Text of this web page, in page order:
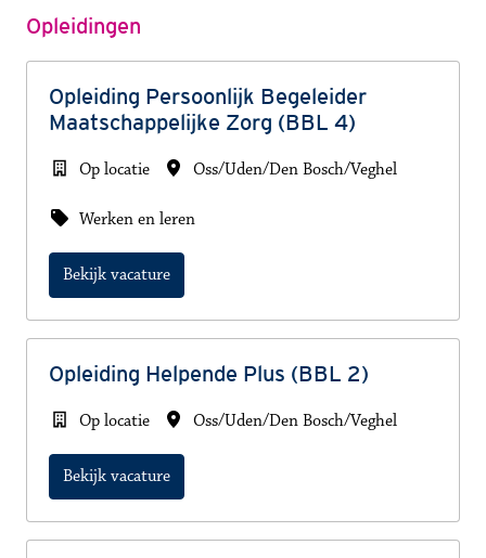
Opleidingen
Opleiding Persoonlijk Begeleider
Maatschappelijke Zorg (BBL 4)
Op locatie Oss/Uden/Den Bosch/Veghel
Werken en leren
Bekijk vacature
Opleiding Helpende Plus (BBL 2)
Op locatie Oss/Uden/Den Bosch/Veghel
Bekijk vacature